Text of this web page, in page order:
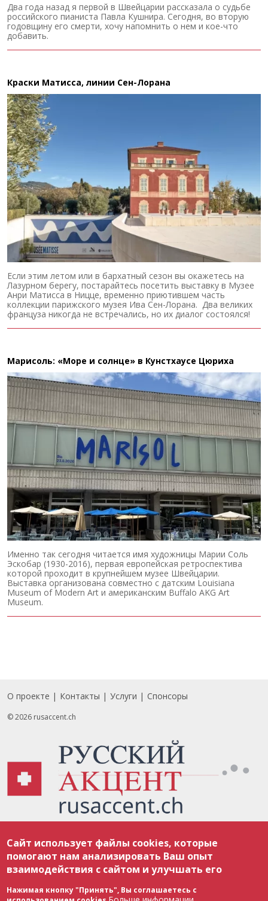
Два года назад я первой в Швейцарии рассказала о судьбе
российского пианиста Павла Кушнира. Сегодня, во вторую
годовщину его смерти, хочу напомнить о нем и кое-что
добавить.
Краски Матисса, линии Сен-Лорана
Если этим летом или в бархатный сезон вы окажетесь на
Лазурном берегу, постарайтесь посетить выставку в Музее
Анри Матисса в Ницце, временно приютившем часть
коллекции парижского музея Ива Сен-Лорана. Два великих
француза никогда не встречались, но их диалог состоялся!
Марисоль: «Море и солнце» в Кунстхаусе Цюриха
Именно так сегодня читается имя художницы Марии Соль
Эскобар (1930-2016), первая европейская ретроспектива
которой проходит в крупнейшем музее Швейцарии.
Выставка организована совместно с датским Louisiana
Museum of Modern Art и американским Buffalo AKG Art
Museum.
Footer
О проекте Контакты Услуги Спонсоры
© 2026 rusaccent.ch
соответствии с законодательством Швейцарии об авторском праве и
международными соглашениями. Полное или частичное использование
материалов возможно только с разрешения редакции. В случае полного
или частичного воспроизведения материалов сайта rusaccent.ch,
ОБЯЗАТЕЛЬНА АКТИВНАЯ ГИПЕРССЫЛКА на конкретный заимствованный
текст. Фотоизображения, размещенные редакцией rusaccent.ch, являются
ее исключительной собственностью. Полное или частичное
Сайт использует файлы cookies, которые
помогают нам анализировать Ваш опыт
взаимодействия с сайтом и улучшать его
Нажимая кнопку "Принять", Вы соглашаетесь с